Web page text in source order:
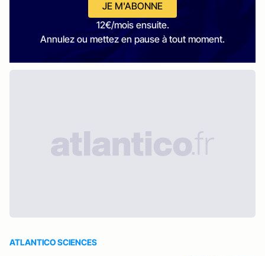
JE M'ABONNE
12€/mois ensuite.
Annulez ou mettez en pause à tout moment.
ATLANTICO SCIENCES